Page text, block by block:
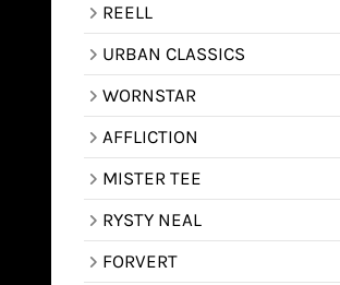
REELL
URBAN CLASSICS
WORNSTAR
AFFLICTION
MISTER TEE
RYSTY NEAL
FORVERT